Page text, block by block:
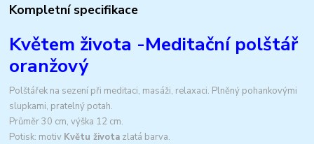
Kompletní specifikace
Květem života -Meditační polštář
oranžový
Polštářek na sezení při meditaci, masáži, relaxaci. Plněný pohankovými
slupkami, pratelný potah.
Průměr 30 cm, výška 12 cm.
Potisk: motiv Květu života zlatá barva.